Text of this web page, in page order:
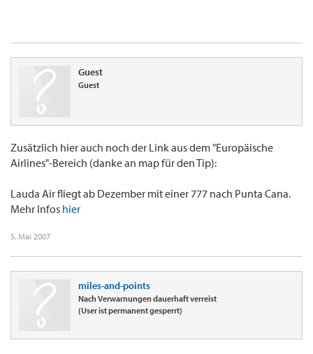
Guest
Guest
Zusätzlich hier auch noch der Link aus dem "Europäische
Airlines"-Bereich (danke an map für den Tip):
Lauda Air fliegt ab Dezember mit einer 777 nach Punta Cana.
Mehr Infos hier
5. Mai 2007
miles-and-points
Nach Verwarnungen dauerhaft verreist
(User ist permanent gesperrt)